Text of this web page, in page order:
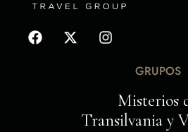
GRUPOS
Misterios
Transilvania y